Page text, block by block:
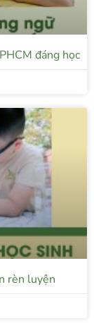
đáng học
rèn luyện